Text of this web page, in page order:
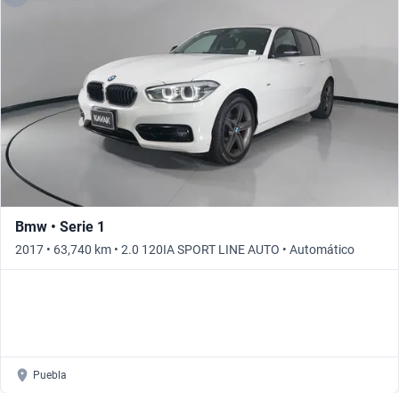
Bmw • Serie 1
2017 • 63,740 km • 2.0 120IA SPORT LINE AUTO • Automático
Puebla